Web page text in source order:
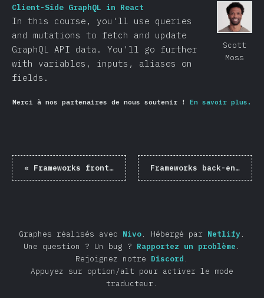
Scott
Moss
Client-Side GraphQL in React
In this course, you'll use queries
and mutations to fetch and update
GraphQL API data. You'll go further
with variables, inputs, aliases on
fields.
Merci à nos partenaires de nous soutenir ! En savoir plus.
« Frameworks front-end Frameworks back-end
Graphes réalisés avec Nivo. Hébergé par Netlify.
Une question ? Un bug ? Rapportez un problème .
Rejoignez notre Discord .
Appuyez sur option/alt pour activer le mode
traducteur.